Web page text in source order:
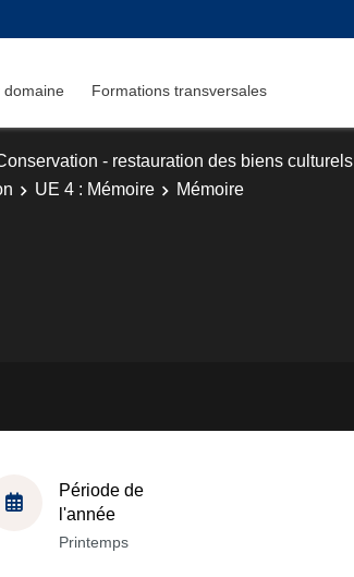
domaine Formations transversales
- restauration des biens culturels
UE 4 : Mémoire Mémoire
Période de
l'année
Printemps